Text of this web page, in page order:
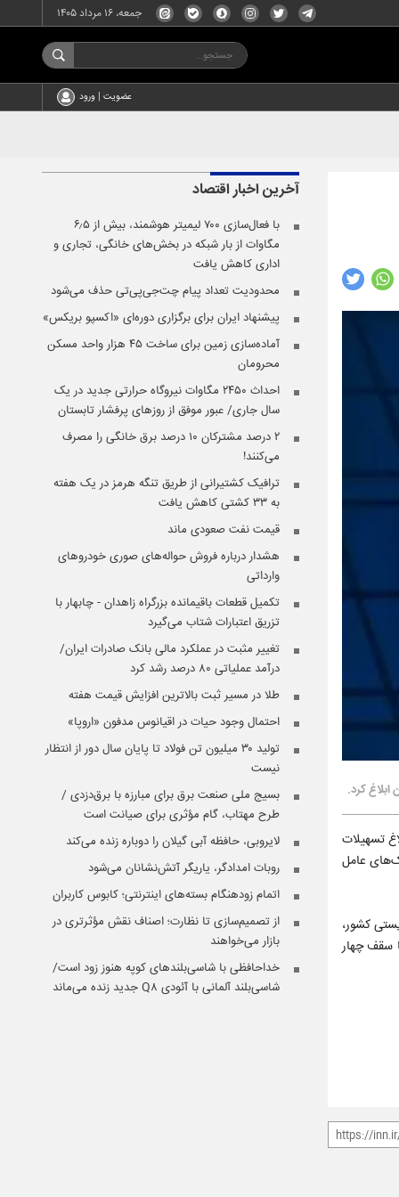
جمعه، ۱۶ مرداد ۱۴۰۵
عضویت | ورود
شماره 39307 /05 مورخ 30 /02 /1405 درخصوص ابلاغ تسهیلات
تسهیلات به بانک‌های عامل
بهزیستی کشور،
سقف چهار
آخرین اخباراقتصاد
با فعال‌سازی ۷۰۰ لیمیتر هوشمند، بیش از ۶٫۵
مگاوات از بار شبکه در بخش‌های خانگی، تجاری و
اداری کاهش یافت
محدودیت تعداد پیام چت‌جی‌پی‌تی حذف می‌شود
پیشنهاد ایران برای برگزاری دوره‌ای «اکسپو بریکس»
آماده‌سازی زمین برای ساخت ۴۵ هزار واحد مسکن
محرومان
احداث ۲۴۵۰ مگاوات نیروگاه حرارتی جدید در یک
سال جاری/ عبور موفق از روزهای پرفشار تابستان
۲ درصد مشترکان ۱۰ درصد برق خانگی را مصرف
می‌کنند!
ترافیک کشتیرانی از طریق تنگه هرمز در یک هفته
به ۳۳ کشتی کاهش یافت
قیمت نفت صعودی ماند
هشدار درباره فروش حواله‌های صوری خودروهای
وارداتی
تکمیل قطعات باقیمانده بزرگراه زاهدان - چابهار با
تزریق اعتبارات شتاب می‌گیرد
تغییر مثبت در عملکرد مالی بانک صادرات ایران/
درآمد عملیاتی ۸۰ درصد رشد کرد
طلا در مسیر ثبت بالاترین افزایش قیمت هفته
احتمال وجود حیات در اقیانوس مدفون «اروپا»
تولید ۳۰ میلیون تن فولاد تا پایان سال دور از انتظار
نیست
بسیج ملی صنعت برق برای مبارزه با برق‌دزدی /
طرح مهتاب، گام مؤثری برای صیانت است
لایروبی، حافظه آبی گیلان را دوباره زنده می‌کند
روبات امدادگر، یاریگر آتش‌نشانان می‌شود
اتمام زودهنگام بسته‌های اینترنتی؛ کابوس کاربران
از تصمیم‌سازی تا نظارت؛ اصناف نقش مؤثرتری در
بازار می‌خواهند
خداحافظی با شاسی‌بلندهای کوپه هنوز زود است/
شاسی‌بلند آلمانی با آئودی Q۸ جدید زنده می‌ماند